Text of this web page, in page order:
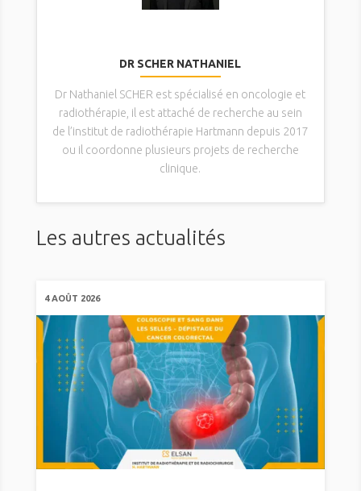
DR SCHER NATHANIEL
Dr Nathaniel SCHER est spécialisé en oncologie et
radiothérapie, il est attaché de recherche au sein
de l’institut de radiothérapie Hartmann depuis 2017
ou il coordonne plusieurs projets de recherche
clinique.
Les autres actualités
4 AOÛT 2026